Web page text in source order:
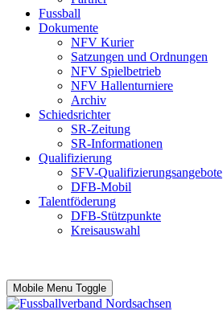
Fussball
Dokumente
NFV Kurier
Satzungen und Ordnungen
NFV Spielbetrieb
NFV Hallenturniere
Archiv
Schiedsrichter
SR-Zeitung
SR-Informationen
Qualifizierung
SFV-Qualifizierungsangebote
DFB-Mobil
Talentföderung
DFB-Stützpunkte
Kreisauswahl
Mobile Menu Toggle